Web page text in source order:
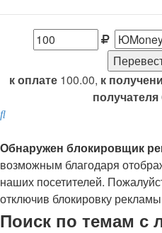
к оплате100.00, к
получателя
Поиск
Обнаружен блокировщик
возможным благодаря
наших посетителей.
отключив блокировку
Поиск по темам с